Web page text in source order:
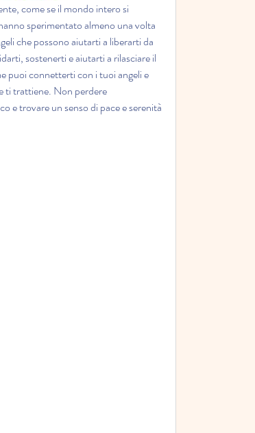
come se il mondo intero si
sperimentato almeno una volta
che possono aiutarti a liberarti da
sostenerti e aiutarti a rilasciare il
puoi connetterti con i tuoi angeli e
ti trattiene. Non perdere
e trovare un senso di pace e serenità